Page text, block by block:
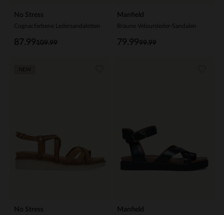
No Stress
Cognacfarbene Ledersandaletten
109.99
87.99
Manfield
Braune Veloursleder-Sandalen
99.99
79.99
No Stress Manfield